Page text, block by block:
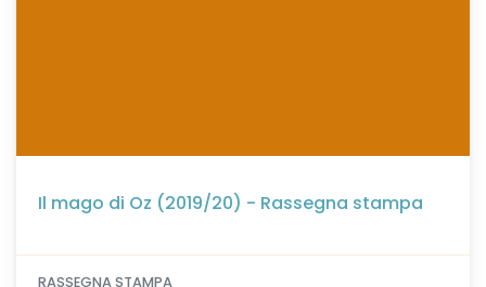
Il mago di Oz (2019/20) - Rassegna stampa
RASSEGNA STAMPA